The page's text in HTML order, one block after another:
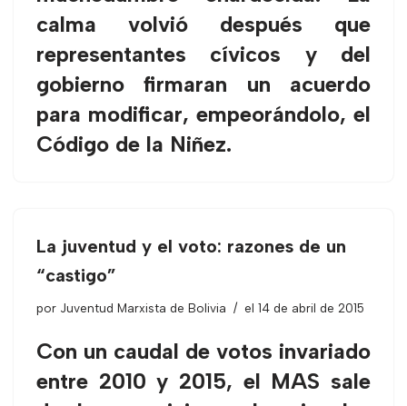
calma volvió después que
representantes cívicos y del
gobierno firmaran un acuerdo
para modificar, empeorándolo, el
Código de la Niñez.
La juventud y el voto: razones de un
“castigo”
por Juventud Marxista de Bolivia el 14 de abril de 2015
Con un caudal de votos invariado
entre 2010 y 2015, el MAS sale